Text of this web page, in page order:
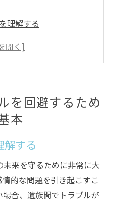
理解する
法律的効力
受けるメリット
相続の重要ポイント
その分類
割の理解
考慮する
どう決めるか
を回避するため
本
解する
来を守るために非常に大
的な問題を引き起こすこ
合、遺族間でトラブルが